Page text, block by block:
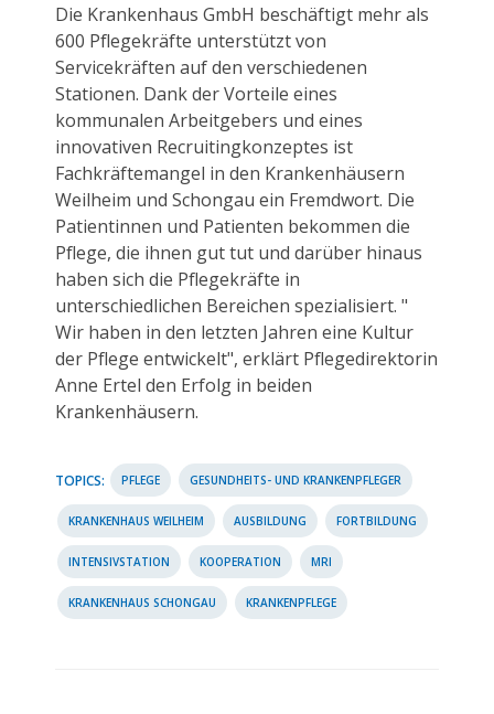
Die Krankenhaus GmbH beschäftigt mehr als
600 Pflegekräfte unterstützt von
Servicekräften auf den verschiedenen
Stationen. Dank der Vorteile eines
kommunalen Arbeitgebers und eines
innovativen Recruitingkonzeptes ist
Fachkräftemangel in den Krankenhäusern
Weilheim und Schongau ein Fremdwort. Die
Patientinnen und Patienten bekommen die
Pflege, die ihnen gut tut und darüber hinaus
haben sich die Pflegekräfte in
unterschiedlichen Bereichen spezialisiert. "
Wir haben in den letzten Jahren eine Kultur
der Pflege entwickelt", erklärt Pflegedirektorin
Anne Ertel den Erfolg in beiden
Krankenhäusern.
TOPICS: PFLEGE GESUNDHEITS- UND KRANKENPFLEGER
KRANKENHAUS WEILHEIM AUSBILDUNG FORTBILDUNG
INTENSIVSTATION KOOPERATION MRI
KRANKENHAUS SCHONGAU KRANKENPFLEGE